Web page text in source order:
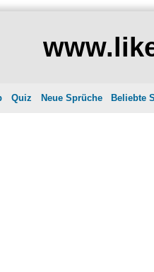
Quiz Neue Sprüche Beliebte